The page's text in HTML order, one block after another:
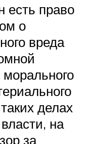
есть право
о
вреда
делах
на
за